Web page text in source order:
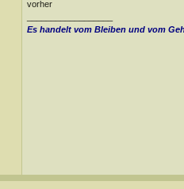
vorher
Es handelt vom Bleiben und vom